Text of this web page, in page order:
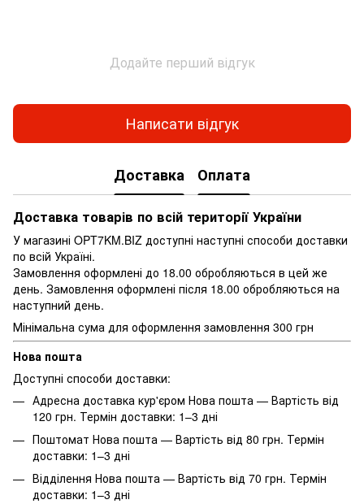
Додайте перший відгук
Написати відгук
Доставка Оплата
Доставка товарів по всій території України
У магазині OPT7KM.BIZ доступні наступні способи доставки
по всій Україні.
Замовлення оформлені до 18.00 обробляються в цей же
день. Замовлення оформлені після 18.00 обробляються на
наступний день.
Мінімальна сума для оформлення замовлення 300 грн
Нова пошта
Доступні способи доставки:
Адресна доставка кур'єром Нова пошта — Вартість від
120 грн. Термін доставки: 1–3 дні
Поштомат Нова пошта — Вартість від 80 грн. Термін
доставки: 1–3 дні
Відділення Нова пошта — Вартість від 70 грн. Термін
доставки: 1–3 дні